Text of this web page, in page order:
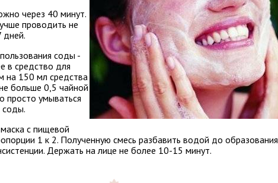
через 40 минут.
проводить не
дней.
соды -
в средство для
на 150 мл средства
больше 0,5 чайной
умываться
соды.
с пищевой
1 к 2. Полученную смесь разбавить водой до образования
Держать на лице не более 10-15 минут.